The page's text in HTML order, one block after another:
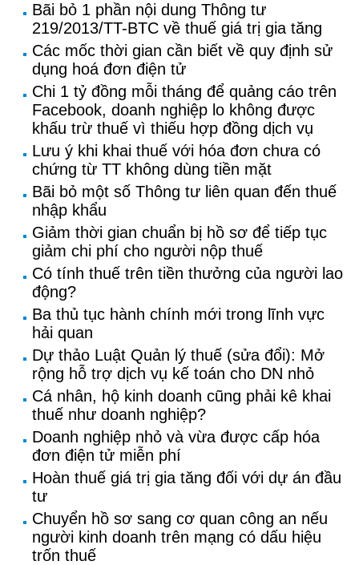
Bãi bỏ 1 phần nội dung Thông tư
219/2013/TT-BTC về thuế giá trị gia tăng
Các mốc thời gian cần biết về quy định sử
dụng hoá đơn điện tử
Chi 1 tỷ đồng mỗi tháng để quảng cáo trên
Facebook, doanh nghiệp lo không được
khấu trừ thuế vì thiếu hợp đồng dịch vụ
Lưu ý khi khai thuế với hóa đơn chưa có
chứng từ TT không dùng tiền mặt
Bãi bỏ một số Thông tư liên quan đến thuế
nhập khẩu
Giảm thời gian chuẩn bị hồ sơ để tiếp tục
giảm chi phí cho người nộp thuế
Có tính thuế trên tiền thưởng của người lao
động?
Ba thủ tục hành chính mới trong lĩnh vực
hải quan
Dự thảo Luật Quản lý thuế (sửa đổi): Mở
rộng hỗ trợ dịch vụ kế toán cho DN nhỏ
Cá nhân, hộ kinh doanh cũng phải kê khai
thuế như doanh nghiệp?
Doanh nghiệp nhỏ và vừa được cấp hóa
đơn điện tử miễn phí
Hoàn thuế giá trị gia tăng đối với dự án đầu
tư
Chuyển hồ sơ sang cơ quan công an nếu
người kinh doanh trên mạng có dấu hiệu
trốn thuế